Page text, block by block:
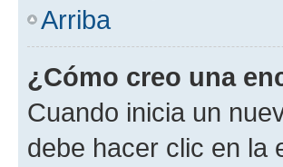
Arriba
¿Cómo creo una
Cuando inicia un
debe hacer clic en la